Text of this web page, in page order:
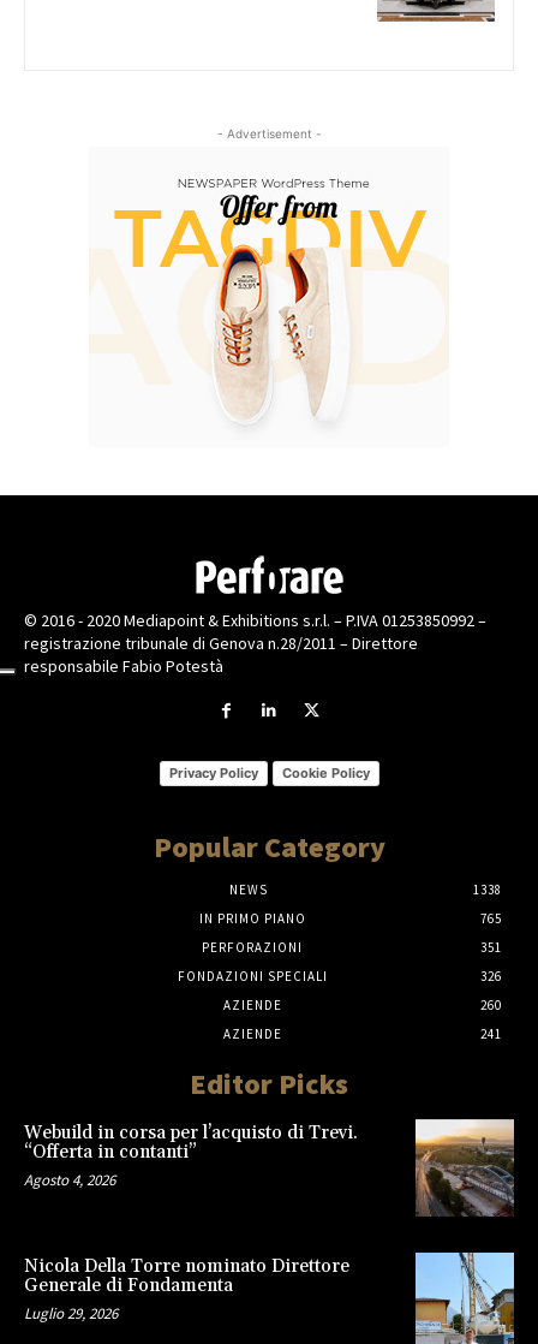
- Advertisement -
© 2016 - 2020 Mediapoint & Exhibitions s.r.l. – P.IVA 01253850992 –
registrazione tribunale di Genova n.28/2011 – Direttore
responsabile Fabio Potestà
Privacy Policy Cookie Policy
Popular Category
NEWS
1338
IN PRIMO PIANO
765
PERFORAZIONI
351
FONDAZIONI SPECIALI
326
AZIENDE
260
AZIENDE
241
Editor Picks
Webuild in corsa per l’acquisto di Trevi.
“Offerta in contanti”
Agosto 4, 2026
Nicola Della Torre nominato Direttore
Generale di Fondamenta
Luglio 29, 2026